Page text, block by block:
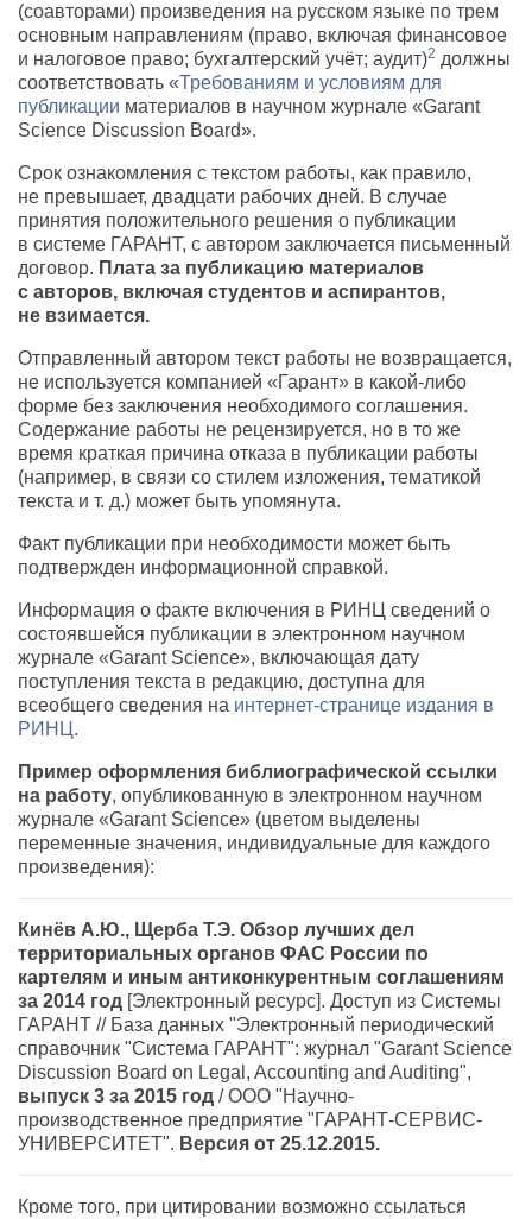
(соавторами) произведения на русском языке по трем
основным направлениям (право, включая финансовое
и налоговое право; бухгалтерский учёт; аудит)2 должны
соответствовать «Требованиям и условиям для
публикации материалов в научном журнале «Garant
Science Discussion Board».
Срок ознакомления с текстом работы, как правило,
не превышает, двадцати рабочих дней. В случае
принятия положительного решения о публикации
в системе ГАРАНТ, с автором заключается письменный
договор. Плата за публикацию материалов
с авторов, включая студентов и аспирантов,
не взимается.
Отправленный автором текст работы не возвращается,
не используется компанией «Гарант» в какой-либо
форме без заключения необходимого соглашения.
Содержание работы не рецензируется, но в то же
время краткая причина отказа в публикации работы
(например, в связи со стилем изложения, тематикой
текста и т. д.) может быть упомянута.
Факт публикации при необходимости может быть
подтвержден информационной справкой.
Информация о факте включения в РИНЦ сведений о
состоявшейся публикации в электронном научном
журнале «Garant Science», включающая дату
поступления текста в редакцию, доступна для
всеобщего сведения на интернет-странице издания в
РИНЦ .
Пример оформления библиографической ссылки
на работу, опубликованную в электронном научном
журнале «Garant Science» (цветом выделены
переменные значения, индивидуальные для каждого
произведения):
Кинёв А.Ю., Щерба Т.Э. Обзор лучших дел
территориальных органов ФАС России по
картелям и иным антиконкурентным соглашениям
за 2014 год [Электронный ресурс]. Доступ из Системы
ГАРАНТ // База данных "Электронный периодический
справочник "Система ГАРАНТ": журнал "Garant Science
Discussion Board on Legal, Accounting and Auditing",
выпуск 3 за 2015 год / ООО "Научно-
производственное предприятие "ГАРАНТ-СЕРВИС-
УНИВЕРСИТЕТ". Версия от 25.12.2015.
Кроме того, при цитировании возможно ссылаться